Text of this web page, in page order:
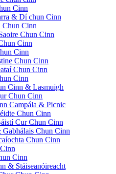
Cinn
& Dí chun Cinn
Chun Cinn
Chun Cinn
Cinn
Cinn
Chun Cinn
Chun Cinn
Cinn
Cinn & Lasmuigh
Chun Cinn
Campála & Picnic
Chun Cinn
Cur Chun Cinn
Gabhálais Chun Cinn
Chun Cinn
Cinn
& Stáiseanóireacht